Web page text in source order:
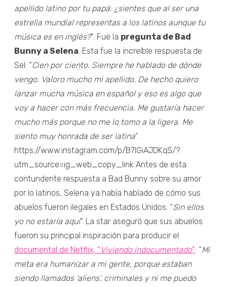
apellido latino por tu papá: ¿sientes que al ser una
estrella mundial representas a los latinos aunque tu
música es en inglés?": Fue la pregunta de Bad
Bunny a Selena. Esta fue la increíble respuesta de
Sel: “Cien por ciento. Siempre he hablado de dónde
vengo. Valoro mucho mi apellido. De hecho quiero
lanzar mucha música en español y eso es algo que
voy a hacer con más frecuencia. Me gustaría hacer
mucho más porque no me lo tomo a la ligera. Me
siento muy honrada de ser latina”.
https://www.instagram.com/p/B7IGiAJDKqS/?
utm_source=ig_web_copy_link Antes de esta
contundente respuesta a Bad Bunny sobre su amor
por lo latinos, Selena ya había hablado de cómo sus
abuelos fueron ilegales en Estados Unidos: “Sin ellos
yo no estaría aquí”. La star aseguró que sus abuelos
fueron su principal inspiración para producir el
documental de Netflix, “ Viviendo indocumentado”: “Mi
meta era humanizar a mi gente, porque estaban
siendo llamados ‘aliens’, criminales y ni me puedo